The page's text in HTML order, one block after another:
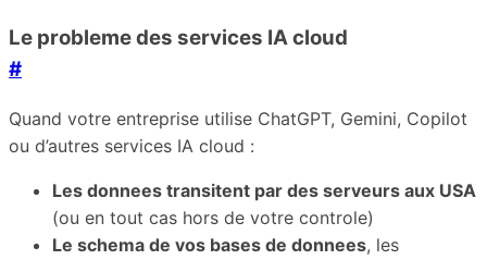
Le probleme des services IA cloud
#
Quand votre entreprise utilise ChatGPT, Gemini, Copilot
ou d’autres services IA cloud :
Les donnees transitent par des serveurs aux USA
(ou en tout cas hors de votre controle)
Le schema de vos bases de donnees, les